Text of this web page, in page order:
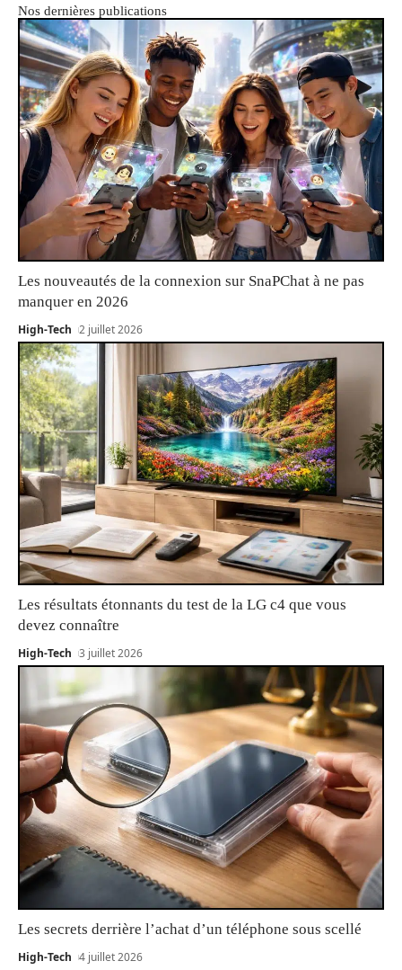
Nos dernières publications
Les nouveautés de la connexion sur SnaPChat à ne pas
manquer en 2026
High-Tech 2 juillet 2026
Les résultats étonnants du test de la LG c4 que vous
devez connaître
High-Tech 3 juillet 2026
Les secrets derrière l’achat d’un téléphone sous scellé
High-Tech 4 juillet 2026